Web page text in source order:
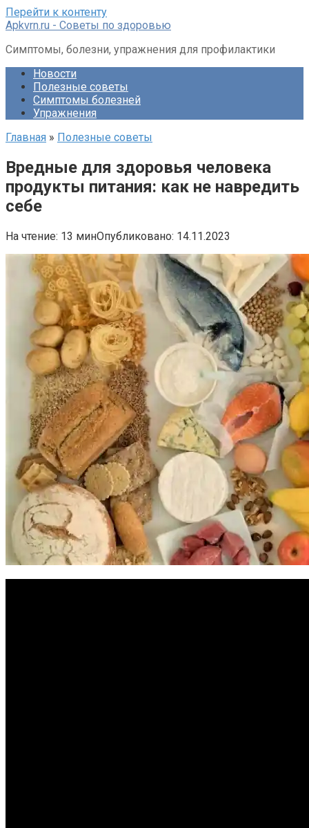
Перейти к контенту
Apkvrn.ru - Советы по здоровью
Симптомы, болезни, упражнения для профилактики
Новости
Полезные советы
Симптомы болезней
Упражнения
Главная » Полезные советы
Вредные для здоровья человека
продукты питания: как не навредить
себе
На чтение: 13 минОпубликовано: 14.11.2023